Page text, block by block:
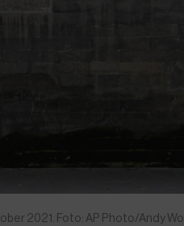
2021. Foto: AP Photo/Andy